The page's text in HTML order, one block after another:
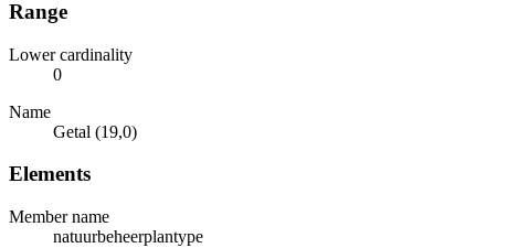
Range
Lower cardinality
0
Name
Getal (19,0)
Elements
Member name
natuurbeheerplantype